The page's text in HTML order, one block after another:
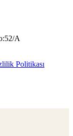
A
Politikası